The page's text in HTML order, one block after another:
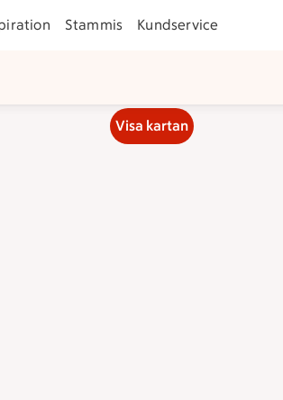
Stammis Kundservice
Visa kartan